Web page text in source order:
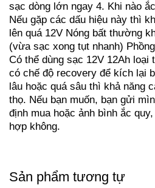
sạc dòng lớn ngay 4. Khi nào
Nếu gặp các dấu hiệu này thì
lên quá 12V Nóng bất thường
(vừa sạc xong tụt nhanh)
Có thể dùng sạc 12V 12Ah loại
có chế độ recovery để kích lại
lâu hoặc quá sâu thì khả năng
thọ. Nếu bạn muốn, bạn gửi
định mua hoặc ảnh bình ắc
hợp không.
Sản phẩm tương tự